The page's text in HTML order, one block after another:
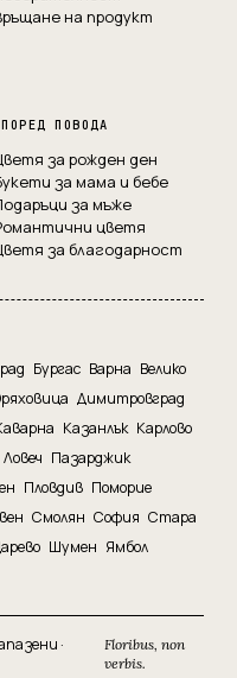
на продукт
ПОВОДА
за рожден ден
за мама и бебе
за мъже
цветя
за благодарност
Бургас Варна Велико
Димитровград
Казанлък Карлово
Ловеч Пазарджик
Пловдив Поморие
Смолян София Стара
Шумен Ямбол
·
Floribus, non
verbis.